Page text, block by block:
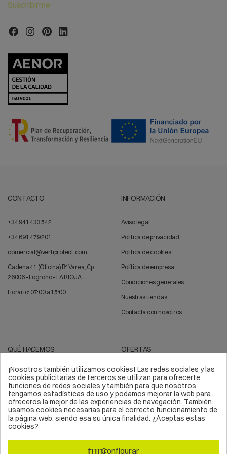
Suscribirme
CONTACTO
+34 941 433 542
+34 691 479 201
comercial@vertiprotect.com
Cadena 41 (Oficina) Bº Varea, Cp
26006 - Logroño - LA RIOJA
Horario: 07:00 a 15:00
INFORMACIÓN
Aviso legal
Política de privacidad
Política de cookies
Política de empresa
Condiciones generales
Nuestras tiendas
Contacta con nosotros
QUÉ HACEMOS
Trabajos verticales
Líneas de vida
Epis
Equipos de protección
OFERTAS
Arnés de seguridad
Sistemas anticaídas
Kits de seguridad
Material deportivo
Escalada
¡Nosotros también utilizamos cookies! Las redes sociales y las
cookies publicitarias de terceros se utilizan para ofrecerte
funciones de redes sociales y también para que nosotros
tengamos estadísticas de uso y podamos mejorar la web para
ofreceros la mejor de las experiencias de navegación. También
usamos cookies necesarias para el correcto funcionamiento de
la página web, siendo esa su única finalidad. ¿Aceptas estas
cookies?
tuneConfigurar